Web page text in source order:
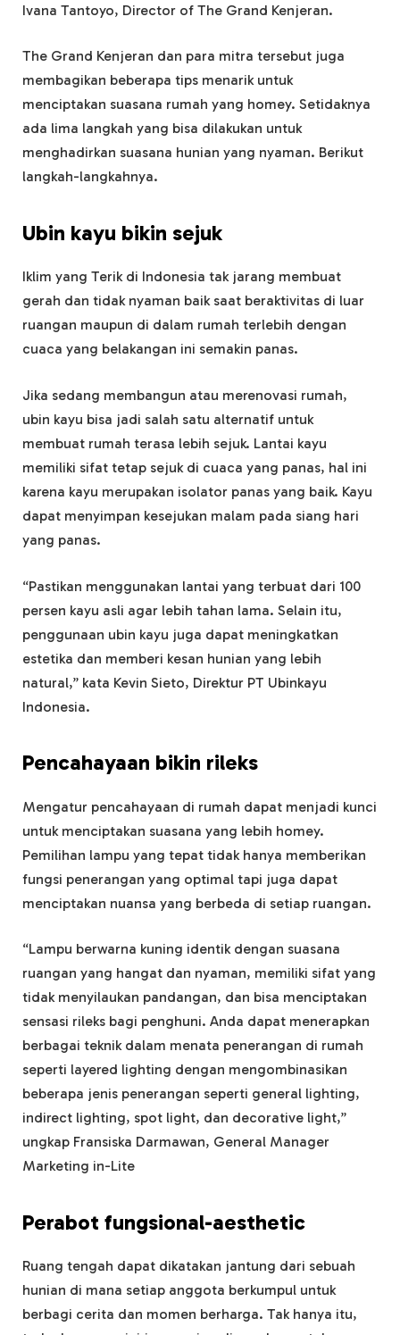
Ivana Tantoyo, Director of The Grand Kenjeran.
The Grand Kenjeran dan para mitra tersebut juga
membagikan beberapa tips menarik untuk
menciptakan suasana rumah yang homey. Setidaknya
ada lima langkah yang bisa dilakukan untuk
menghadirkan suasana hunian yang nyaman. Berikut
langkah-langkahnya.
Ubin kayu bikin sejuk
Iklim yang Terik di Indonesia tak jarang membuat
gerah dan tidak nyaman baik saat beraktivitas di luar
ruangan maupun di dalam rumah terlebih dengan
cuaca yang belakangan ini semakin panas.
Jika sedang membangun atau merenovasi rumah,
ubin kayu bisa jadi salah satu alternatif untuk
membuat rumah terasa lebih sejuk. Lantai kayu
memiliki sifat tetap sejuk di cuaca yang panas, hal ini
karena kayu merupakan isolator panas yang baik. Kayu
dapat menyimpan kesejukan malam pada siang hari
yang panas.
“Pastikan menggunakan lantai yang terbuat dari 100
persen kayu asli agar lebih tahan lama. Selain itu,
penggunaan ubin kayu juga dapat meningkatkan
estetika dan memberi kesan hunian yang lebih
natural,” kata Kevin Sieto, Direktur PT Ubinkayu
Indonesia.
Pencahayaan bikin rileks
Mengatur pencahayaan di rumah dapat menjadi kunci
untuk menciptakan suasana yang lebih homey.
Pemilihan lampu yang tepat tidak hanya memberikan
fungsi penerangan yang optimal tapi juga dapat
menciptakan nuansa yang berbeda di setiap ruangan.
“Lampu berwarna kuning identik dengan suasana
ruangan yang hangat dan nyaman, memiliki sifat yang
tidak menyilaukan pandangan, dan bisa menciptakan
sensasi rileks bagi penghuni. Anda dapat menerapkan
berbagai teknik dalam menata penerangan di rumah
seperti layered lighting dengan mengombinasikan
beberapa jenis penerangan seperti general lighting,
indirect lighting, spot light, dan decorative light,”
ungkap Fransiska Darmawan, General Manager
Marketing in-Lite
Perabot fungsional-aesthetic
Ruang tengah dapat dikatakan jantung dari sebuah
hunian di mana setiap anggota berkumpul untuk
berbagi cerita dan momen berharga. Tak hanya itu,